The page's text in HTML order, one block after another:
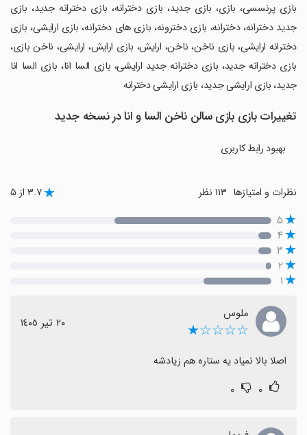
بازی پرنسسی، بازی، بازی جدید، بازی دخترانه، بازی دخترانه جدید، بازی
جدید دخترانه، دخترانه، بازی دخترونه، بازی های دخترانه، بازی ارایشی، بازی
دخترانه ارایشی، بازی ناخن، ناخن، ارایش، بازی ارایش، ارایشی، ناخن بازی،
بازی دخترانه جدید، بازی دخترانه جدید ارایشی، بازی السا انا، بازی السا انا
جدید، بازی ارایشی جدید، بازی ارایشی دخترانه
تغییرات بازی بازی سالن ناخن السا و انا در نسخه جدید
بهبود رابط کاربری
نظرات و امتیازها ۳.۷ از ۵
۵
۴
۳
۲
۱
ملوس
☆☆☆☆★ ٢٠ تیر ١٤٠٥
اصلا بالا نمیاد یه ستاره هم زیادشه
۰ ۰